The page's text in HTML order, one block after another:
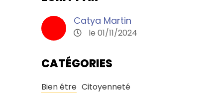
Catya Martin
le 01/11/2024
CATÉGORIES
Bien être Citoyenneté